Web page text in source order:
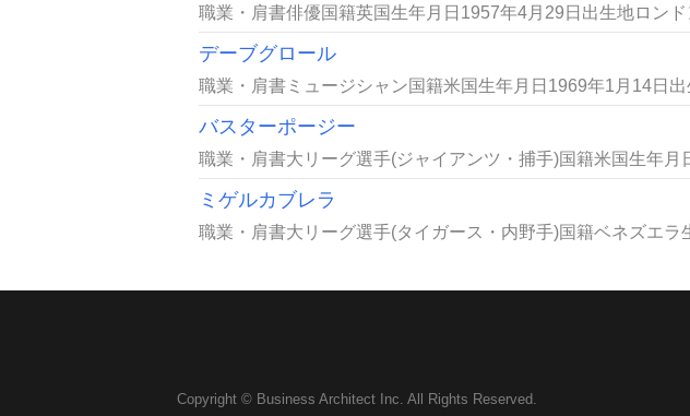
職業・肩書俳優国籍英国生年月日1957年4月29日出生地ロン
デーブグロール
職業・肩書ミュージシャン国籍米国生年月日1969年1月14日
バスターポージー
職業・肩書大リーグ選手(ジャイアンツ・捕手)国籍米国生年
ミゲルカブレラ
職業・肩書大リーグ選手(タイガース・内野手)国籍ベネズエ
Copyright © Business Architect Inc. All Rights Reserved.